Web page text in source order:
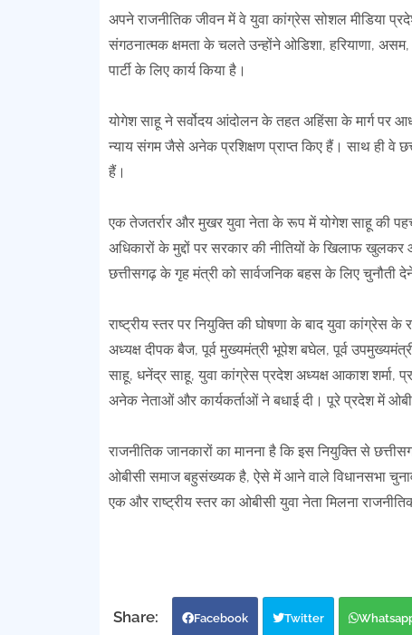
अपने राजनीतिक जीवन में वे युवा कांग्रेस सोशल मीडिया
संगठनात्मक क्षमता के चलते उन्होंने ओडिशा, हरियाणा,
पार्टी के लिए कार्य किया है।
योगेश साहू ने सर्वोदय आंदोलन के तहत अहिंसा के मार्ग पर
न्याय संगम जैसे अनेक प्रशिक्षण प्राप्त किए हैं। साथ ही वे
हैं।
एक तेजतर्रार और मुखर युवा नेता के रूप में योगेश साहू की
अधिकारों के मुद्दों पर सरकार की नीतियों के खिलाफ
छत्तीसगढ़ के गृह मंत्री को सार्वजनिक बहस के लिए चुनौती
राष्ट्रीय स्तर पर नियुक्ति की घोषणा के बाद युवा कांग्रेस के
अध्यक्ष दीपक बैज, पूर्व मुख्यमंत्री भूपेश बघेल, पूर्व
साहू, धनेंद्र साहू, युवा कांग्रेस प्रदेश अध्यक्ष आकाश शर्मा,
अनेक नेताओं और कार्यकर्ताओं ने बधाई दी। पूरे प्रदेश में
राजनीतिक जानकारों का मानना है कि इस नियुक्ति से
ओबीसी समाज बहुसंख्यक है, ऐसे में आने वाले विधानसभा
एक और राष्ट्रीय स्तर का ओबीसी युवा नेता मिलना
Facebook Twitter